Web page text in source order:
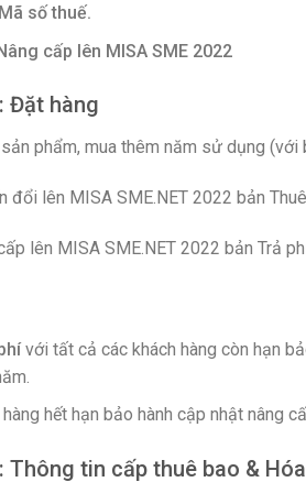
Mã số thuế.
cấp lên MISA SME 2022
Đặt hàng
phẩm, mua thêm năm sử dụng
đổi lên MISA SME.NET 2022 bản
lên MISA SME.NET 2022 bản Trả
với tất cả các khách hàng còn hạn
hàng hết hạn bảo hành cập nhật nâng
Thông tin cấp thuê bao &